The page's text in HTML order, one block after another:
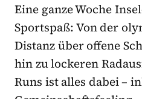
Eine ganze Woche
Sportspaß: Von der
Distanz über offene
hin zu lockeren
Runs ist alles dabei –